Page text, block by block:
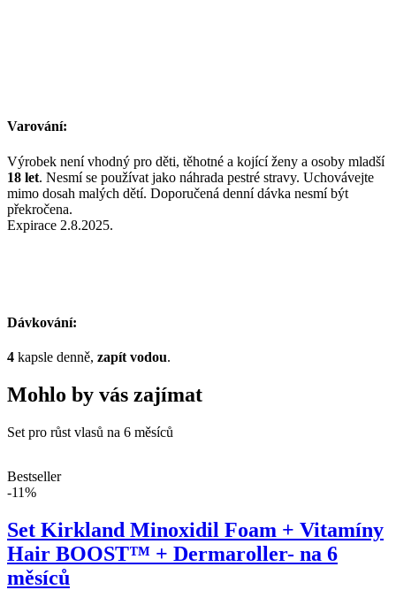
Varování:
Výrobek není vhodný pro děti, těhotné a kojící ženy a osoby mladší
18 let. Nesmí se používat jako náhrada pestré stravy. Uchovávejte
mimo dosah malých dětí. Doporučená denní dávka nesmí být
překročena.
Expirace 2.8.2025.
Dávkování:
4 kapsle denně, zapít vodou.
Mohlo by vás zajímat
Set pro růst vlasů na 6 měsíců
Bestseller
-11%
Set Kirkland Minoxidil Foam + Vitamíny
Hair BOOST™ + Dermaroller- na 6
měsíců